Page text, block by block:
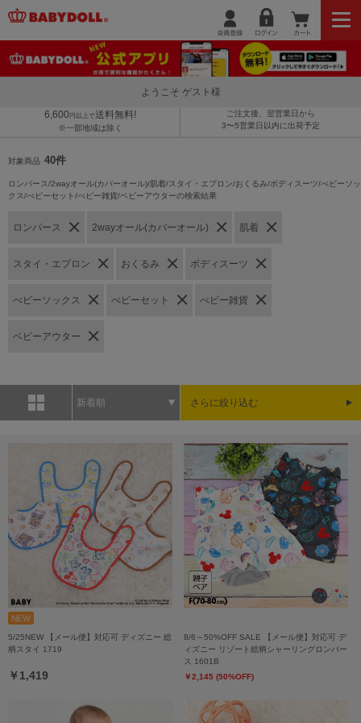
ようこそ ゲスト様
6,600 円以上で送料無料!
※一部地域は除く
ご注文後、翌営業日から
3〜5営業日以内に出荷予定
対象商品 40件
ロンパース/2wayオール(カバーオール)/肌着/スタイ・エプロン/おくるみ/ボディスーツ/べビーソッ
クス/べビーセット/べビー雑貨/ベビーアウターの検索結果
ロンパース 2wayオール(カバーオール) 肌着
スタイ・エプロン おくるみ ボディスーツ
べビーソックス べビーセット べビー雑貨
ベビーアウター
新着順 さらに絞り込む
5/25NEW 【メール便】対応可 ディズニー 総
柄スタイ 1719
￥1,419
8/6～50%OFF SALE 【メール便】対応可 デ
ィズニー リゾート総柄シャーリングロンパー
ス 1601B
￥2,145 (50%OFF)